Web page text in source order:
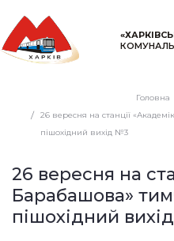
Головна
26 вересня на станції
пішохідний вихід №3
26 вересня на
Барабашова»
пішохідний